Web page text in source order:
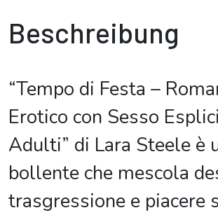
Beschreibung
“Tempo di Festa –
Erotico con Sesso
Adulti” di Lara Steele è
bollente che mescola
trasgressione e piacere